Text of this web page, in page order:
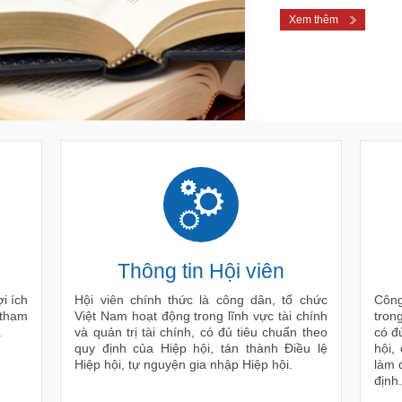
Xem thêm
ích
Thông tin Hội viên
Hội viên chính thức là công dân, tổ chức
Việt Nam hoạt động trong lĩnh vực tài chính
và quản trị tài chính, có đủ tiêu chuẩn theo
quy định của Hiệp hội, tán thành Điều lệ
Hiệp hội, tự nguyện gia nhập Hiệp hội.
có
hội,
làm
định.